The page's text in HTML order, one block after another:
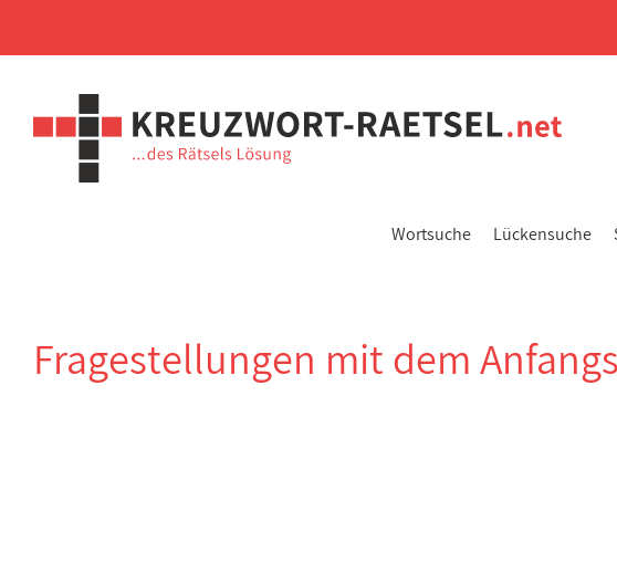
Wortsuche Lückensuche
Fragestellungen mit dem